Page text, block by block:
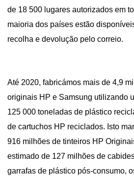
de 18 500 lugares autorizados em
maioria dos países estão
recolha e devolução pelo correio.
Até 2020, fabricámos mais de 4,9
originais HP e Samsung utilizando
125 000 toneladas de plástico
de cartuchos HP reciclados. Isto
916 milhões de tinteiros HP
estimado de 127 milhões de
garrafas de plástico pós-consumo,